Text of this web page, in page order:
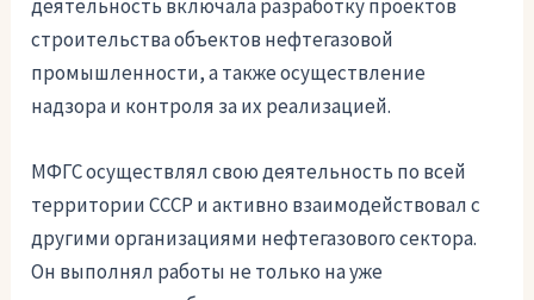
деятельность включала разработку проектов
строительства объектов нефтегазовой
промышленности, а также осуществление
надзора и контроля за их реализацией.
МФГС осуществлял свою деятельность по всей
территории СССР и активно взаимодействовал с
другими организациями нефтегазового сектора.
Он выполнял работы не только на уже